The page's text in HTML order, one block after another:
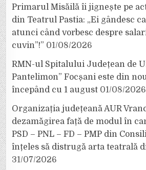
Primarul Misăilă îi jignește pe
din Teatrul Pastia: „Ei gândesc
atunci când vorbesc despre
cuvin”!” 01/08/2026
RMN-ul Spitalului Județean de
Pantelimon” Focșani este din
începând cu 1 august 01/08/2026
Organizația județeană AUR
dezamăgirea față de modul în
PSD – PNL – FD – PMP din
înțeles să distrugă arta teatrală
31/07/2026